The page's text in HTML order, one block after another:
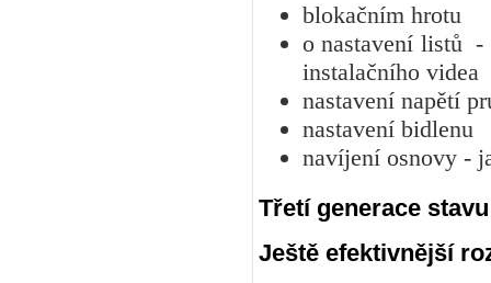
blokačním hrotu
o nastavení listů -
instalačního videa
nastavení napětí
nastavení bidlenu
navíjení osnovy -
Třetí generace
Ještě efektivnější